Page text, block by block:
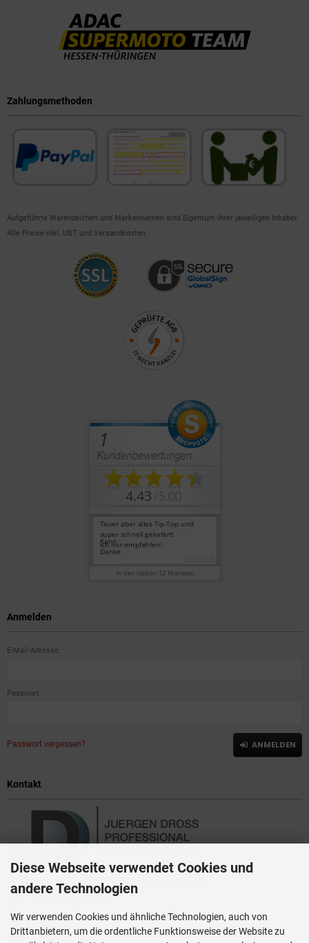
Zahlungsmethoden
Aufgeführte Warenzeichen und Markennamen sind Eigentum ihrer jeweiligen Inhaber.
Alle Preise inkl. UST und Versandkosten.
Anmelden
E-Mail-Adresse:
Passwort:
Passwort vergessen? ANMELDEN
Kontakt
Kirchstraße 44
D-35630 Ehringshausen
Diese Webseite verwendet Cookies und
andere Technologien
Wir verwenden Cookies und ähnliche Technologien, auch von
Drittanbietern, um die ordentliche Funktionsweise der Website zu